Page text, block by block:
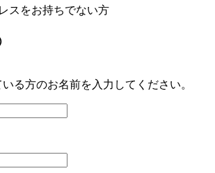
スをお持ちでない方
る方のお名前を入力してください。